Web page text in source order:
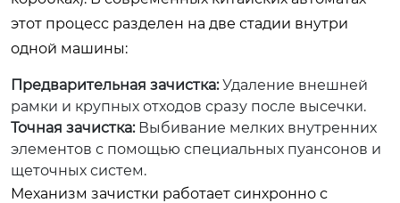
этот процесс разделен на две стадии внутри
одной машины:
Предварительная зачистка:Удаление внешней
рамки и крупных отходов сразу после высечки.
Точная зачистка:Выбивание мелких внутренних
элементов с помощью специальных пуансонов и
щеточных систем.
Механизм зачистки работает синхронно с